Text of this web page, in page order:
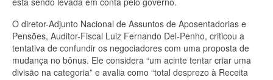
O diretor-Adjunto Nacional de Assuntos de Aposentadorias e
Pensões, Auditor-Fiscal Luiz Fernando Del-Penho, criticou a
tentativa de confundir os negociadores com uma proposta de
mudança no bônus. Ele considera “um acinte tentar criar uma
divisão na categoria” e avalia como “total desprezo à Receita